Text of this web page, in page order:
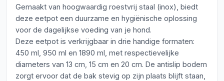
Gemaakt van hoogwaardig roestvrij staal (inox), biedt
deze eetpot een duurzame en hygiënische oplossing
voor de dagelijkse voeding van je hond.
Deze eetpot is verkrijgbaar in drie handige formaten:
450 ml, 950 ml en 1890 ml, met respectievelijke
diameters van 13 cm, 15 cm en 20 cm. De antislip bodem
zorgt ervoor dat de bak stevig op zijn plaats blijft staan,